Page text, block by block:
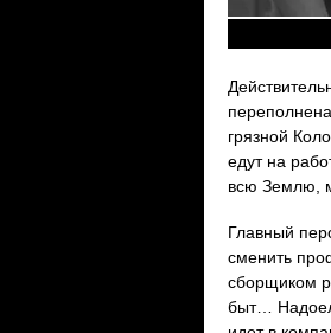
грязной
едут на
всю Землю,
Главный
сменить
сборщиком
быт…